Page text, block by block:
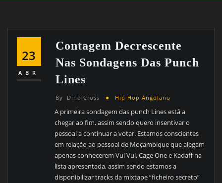
23
ABR
Contagem Decrescente
Nas Sondagens Das Punch
Lines
By Dino Cross Hip Hop Angolano
A primeira sondagem das punch Lines está a
chegar ao fim, assim sendo quero insentivar o
pessoal a continuar a votar. Estamos conscientes
em relação ao pessoal de Moçambique que alegam
apenas conhecerem Vui Vui, Cage One e Kadaff na
lista apresentada, assim sendo estamos a
disponibilizar tracks da mixtape “ficheiro secreto”